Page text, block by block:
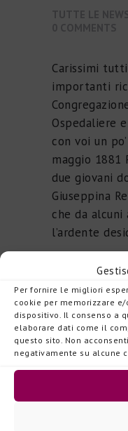
Per fornire le migliori
cookie per memorizzare
dispositivo. Il consenso a
elaborare dati come il
questo sito. Non
negativamente su alcune
Carissimi
importanti
Ospedaliere
con voi un
maggio 1881
due giovani
Giuseppina
che da
l’ardente
READ MORE
Cerca
Ricerca